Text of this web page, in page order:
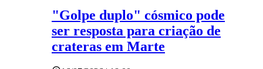
"Golpe duplo" cósmico pode
ser resposta para criação de
crateras em Marte